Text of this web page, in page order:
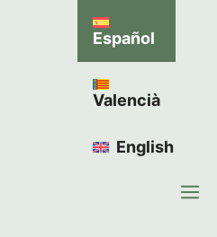
Español
Valencià
English